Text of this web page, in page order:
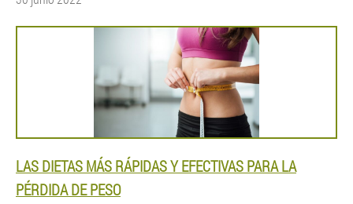
LAS DIETAS MÁS RÁPIDAS Y EFECTIVAS PARA LA
PÉRDIDA DE PESO